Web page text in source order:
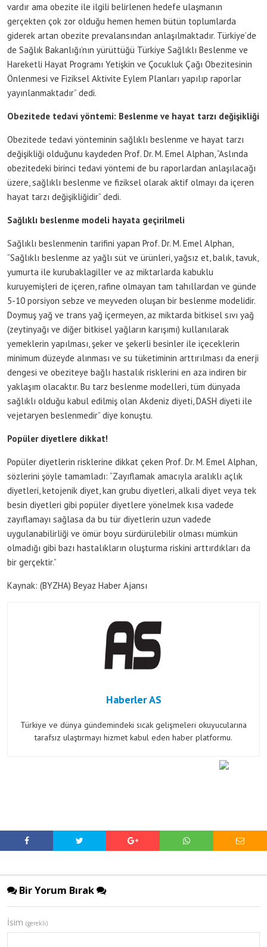
vardır ama obezite ile ilgili belirlenen hedefe ulaşmanın
gerçekten çok zor olduğu hemen hemen bütün toplumlarda
giderek artan obezite prevalansından anlaşılmaktadır. Türkiye’de
de Sağlık Bakanlığı’nın yürüttüğü Türkiye Sağlıklı Beslenme ve
Hareketli Hayat Programı Yetişkin ve Çocukluk Çağı Obezitesinin
Önlenmesi ve Fiziksel Aktivite Eylem Planları yapılıp raporlar
yayınlanmaktadır” dedi.
Obezitede tedavi yöntemi: Beslenme ve hayat tarzı değişikliği
Obezitede tedavi yönteminin sağlıklı beslenme ve hayat tarzı
değişikliği olduğunu kaydeden Prof. Dr. M. Emel Alphan, “Aslında
obezitedeki birinci tedavi yöntemi de bu raporlardan anlaşılacağı
üzere, sağlıklı beslenme ve fiziksel olarak aktif olmayı da içeren
hayat tarzı değişikliğidir” dedi.
Sağlıklı beslenme modeli hayata geçirilmeli
Sağlıklı beslenmenin tarifini yapan Prof. Dr. M. Emel Alphan,
“Sağlıklı beslenme az yağlı süt ve ürünleri, yağsız et, balık, tavuk,
yumurta ile kurubaklagiller ve az miktarlarda kabuklu
kuruyemişleri de içeren, rafine olmayan tam tahıllardan ve günde
5-10 porsiyon sebze ve meyveden oluşan bir beslenme modelidir.
Doymuş yağ ve trans yağ içermeyen, az miktarda bitkisel sıvı yağ
(zeytinyağı ve diğer bitkisel yağların karışımı) kullanılarak
yemeklerin yapılması, şeker ve şekerli besinler ile içeceklerin
minimum düzeyde alınması ve su tüketiminin arttırılması da enerji
dengesi ve obeziteye bağlı hastalık risklerini en aza indiren bir
yaklaşım olacaktır. Bu tarz beslenme modelleri, tüm dünyada
sağlıklı olduğu kabul edilmiş olan Akdeniz diyeti, DASH diyeti ile
vejetaryen beslenmedir” diye konuştu.
Popüler diyetlere dikkat!
Popüler diyetlerin risklerine dikkat çeken Prof. Dr. M. Emel Alphan,
sözlerini şöyle tamamladı: “Zayıflamak amacıyla aralıklı açlık
diyetleri, ketojenik diyet, kan grubu diyetleri, alkali diyet veya tek
besin diyetleri gibi popüler diyetlere yönelmek kısa vadede
zayıflamayı sağlasa da bu tür diyetlerin uzun vadede
uygulanabilirliği ve ömür boyu sürdürülebilir olması mümkün
olmadığı gibi bazı hastalıkların oluşturma riskini arttırdıkları da
bir gerçektir.”
Kaynak: (BYZHA) Beyaz Haber Ajansı
Haberler AS
Türkiye ve dünya gündemindeki sıcak gelişmeleri okuyucularına
tarafsız ulaştırmayı hizmet kabul eden haber platformu.
Bir Yorum Bırak
İsim (gerekli)